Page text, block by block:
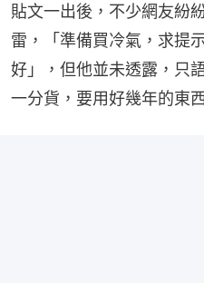
貼文一出後，不少網友紛
雷，「準備買冷氣，求提
好」，但他並未透露，只
一分貨，要用好幾年的東